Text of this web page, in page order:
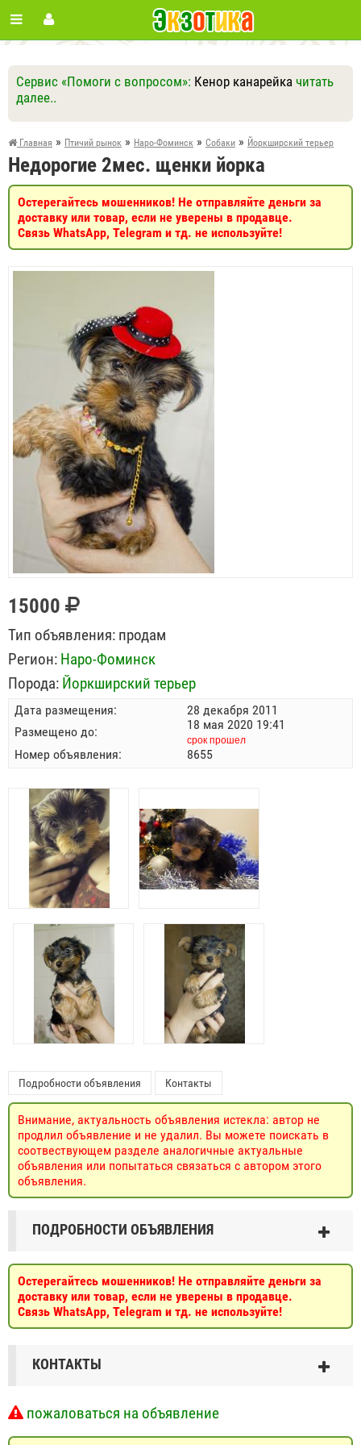
Сервис «Помоги с вопросом»: Кенор канарейка читать
далее..
Ответить Другие вопросы
Задать вопрос
Главная » Птичий рынок » Наро-Фоминск » Собаки » Йоркширский терьер
Недорогие 2мес. щенки йорка
Остерегайтесь мошенников! Не отправляйте деньги за
доставку или товар, если не уверены в продавце.
Связь WhatsApp, Telegram и тд. не используйте!
15000
Тип объявления: продам
Регион: Наро-Фоминск
Порода: Йоркширский терьер
Дата размещения:
28 декабря 2011
Размещено до:
18 мая 2020 19:41
срок прошел
Номер объявления: 8655
Подробности объявления Контакты
Внимание, актуальность объявления истекла: автор не
продлил объявление и не удалил. Вы можете поискать в
соотвествующем разделе аналогичные актуальные
объявления или попытаться связаться с автором этого
объявления.
ПОДРОБНОСТИ ОБЪЯВЛЕНИЯ
Остерегайтесь мошенников! Не отправляйте деньги за
доставку или товар, если не уверены в продавце.
Связь WhatsApp, Telegram и тд. не используйте!
КОНТАКТЫ
пожаловаться на объявление